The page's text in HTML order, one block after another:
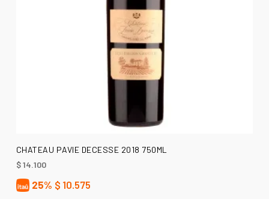
AÑADIR AL CARRITO
CHATEAU PAVIE DECESSE 2018 750ML
$14.100
25% $ 10.575